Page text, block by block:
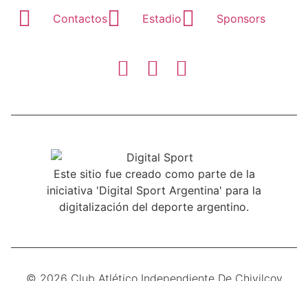
Contactos Estadio Sponsors
Este sitio fue creado como parte de la
iniciativa 'Digital Sport Argentina' para la
digitalización del deporte argentino.
© 2026 Club Atlético Independiente De Chivilcoy